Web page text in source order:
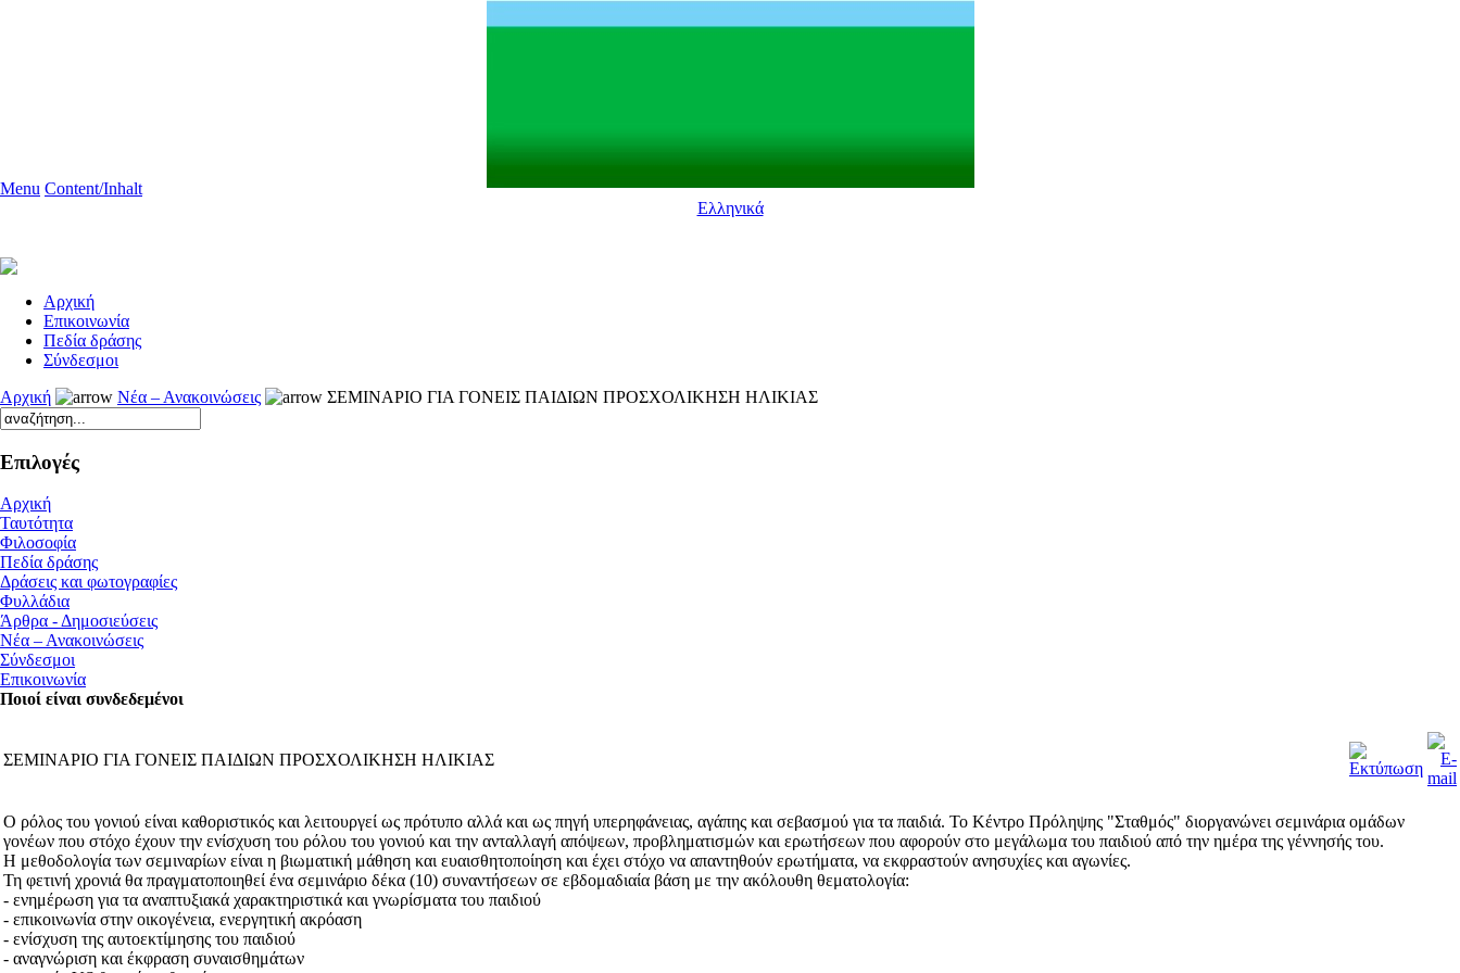
Menu Content/Inhalt
Ελληνικά
Aρχική
Επικοινωνία
Πεδία δράσης
Σύνδεσμοι
Αρχική
Νέα – Ανακοινώσεις ΣΕΜΙΝΑΡΙΟ ΓΙΑ ΓΟΝΕΙΣ ΠΑΙΔΙΩΝ ΠΡΟΣΧΟΛΙΚΗΣΗ ΗΛΙΚΙΑΣ
Επιλογές
Αρχική
Ταυτότητα
Φιλοσοφία
Πεδία δράσης
Δράσεις και φωτογραφίες
Φυλλάδια
Άρθρα - Δημοσιεύσεις
Νέα – Ανακοινώσεις
Σύνδεσμοι
Επικοινωνία
Ποιοί είναι συνδεδεμένοι
ΣΕΜΙΝΑΡΙΟ ΓΙΑ ΓΟΝΕΙΣ ΠΑΙΔΙΩΝ ΠΡΟΣΧΟΛΙΚΗΣΗ ΗΛΙΚΙΑΣ
Ο ρόλος του γονιού είναι καθοριστικός και λειτουργεί ως πρότυπο αλλά και ως πηγή υπερηφάνειας, αγάπης και σεβασμού για τα παιδιά. Το Κέντρο Πρόληψης "Σταθμός" διοργανώνει σεμινάρια ομάδων
γονέων που στόχο έχουν την ενίσχυση του ρόλου του γονιού και την ανταλλαγή απόψεων, προβληματισμών και ερωτήσεων που αφορούν στο μεγάλωμα του παιδιού από την ημέρα της γέννησής του.
Η μεθοδολογία των σεμιναρίων είναι η βιωματική μάθηση και ευαισθητοποίηση και έχει στόχο να απαντηθούν ερωτήματα, να εκφραστούν ανησυχίες και αγωνίες.
Τη φετινή χρονιά θα πραγματοποιηθεί ένα σεμινάριο δέκα (10) συναντήσεων σε εβδομαδιαία βάση με την ακόλουθη θεματολογία:
- ενημέρωση για τα αναπτυξιακά χαρακτηριστικά και γνωρίσματα του παιδιού
- επικοινωνία στην οικογένεια, ενεργητική ακρόαση
- ενίσχυση της αυτοεκτίμησης του παιδιού
- αναγνώριση και έκφραση συναισθημάτων